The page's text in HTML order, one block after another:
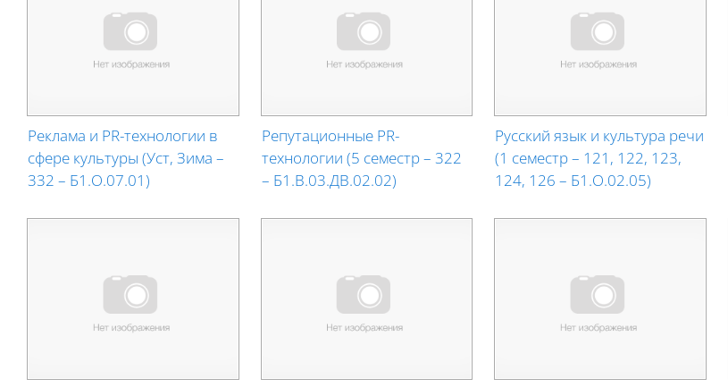
Реклама и PR-технологии в
сфере культуры (Уст, Зима –
332 – Б1.О.07.01)
Репутационные PR-
технологии (5 семестр – 322
– Б1.В.03.ДВ.02.02)
Русский язык и культура речи
(1 семестр – 121, 122, 123,
124, 126 – Б1.О.02.05)